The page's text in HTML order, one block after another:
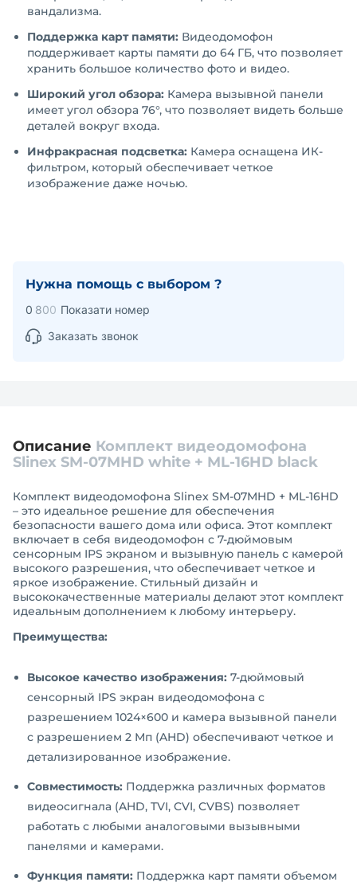
вандализма.
Поддержка карт памяти: Видеодомофон
поддерживает карты памяти до 64 ГБ, что позволяет
хранить большое количество фото и видео.
Широкий угол обзора: Камера вызывной панели
имеет угол обзора 76°, что позволяет видеть больше
деталей вокруг входа.
Инфракрасная подсветка: Камера оснащена ИК-
фильтром, который обеспечивает четкое
изображение даже ночью.
Нужна помощь с выбором ?
0 800 Показати номер
Заказать звонок
Описание Комплект видеодомофона
Slinex SM-07MHD white + ML-16HD black
Комплект видеодомофона Slinex SM-07MHD + ML-16HD
– это идеальное решение для обеспечения
безопасности вашего дома или офиса. Этот комплект
включает в себя видеодомофон с 7-дюймовым
сенсорным IPS экраном и вызывную панель с камерой
высокого разрешения, что обеспечивает четкое и
яркое изображение. Стильный дизайн и
высококачественные материалы делают этот комплект
идеальным дополнением к любому интерьеру.
Преимущества:
Высокое качество изображения: 7-дюймовый
сенсорный IPS экран видеодомофона с
разрешением 1024×600 и камера вызывной панели
с разрешением 2 Мп (AHD) обеспечивают четкое и
детализированное изображение.
Совместимость: Поддержка различных форматов
видеосигнала (AHD, TVI, CVI, CVBS) позволяет
работать с любыми аналоговыми вызывными
панелями и камерами.
Функция памяти: Поддержка карт памяти объемом